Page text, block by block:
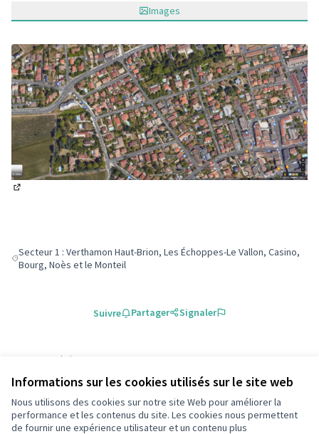
Informations sur les cookies utilisés sur le site web
Nous utilisons des cookies sur notre site Web pour améliorer la
performance et les contenus du site. Les cookies nous permettent
de fournir une expérience utilisateur et un contenu plus
Images
Filtrer les résultats pour le secteur : Secteur 1 : Verthamon Haut-Brion,
Secteur 1 : Verthamon Haut-Brion, Les Échoppes-Le Vallon, Casino,
Bourg, Noès et le Monteil
Suivre Partager Signaler
Référence : participationpessac-MEET-2023-02-207
voir les autres versions
Ajouter au calendrier
Conditions d'utilisation